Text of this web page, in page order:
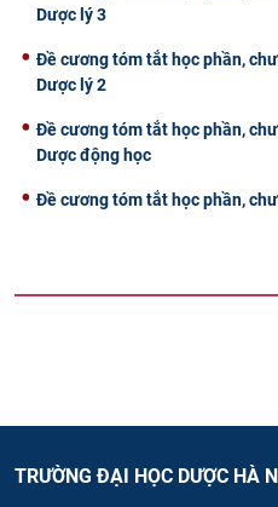
Dược lý 3
Đề cương tóm tắt học phần,
Dược lý 2
Đề cương tóm tắt học phần,
Dược động học
Đề cương tóm tắt học phần,
TRƯỜNG ĐẠI HỌC DƯỢC HÀ